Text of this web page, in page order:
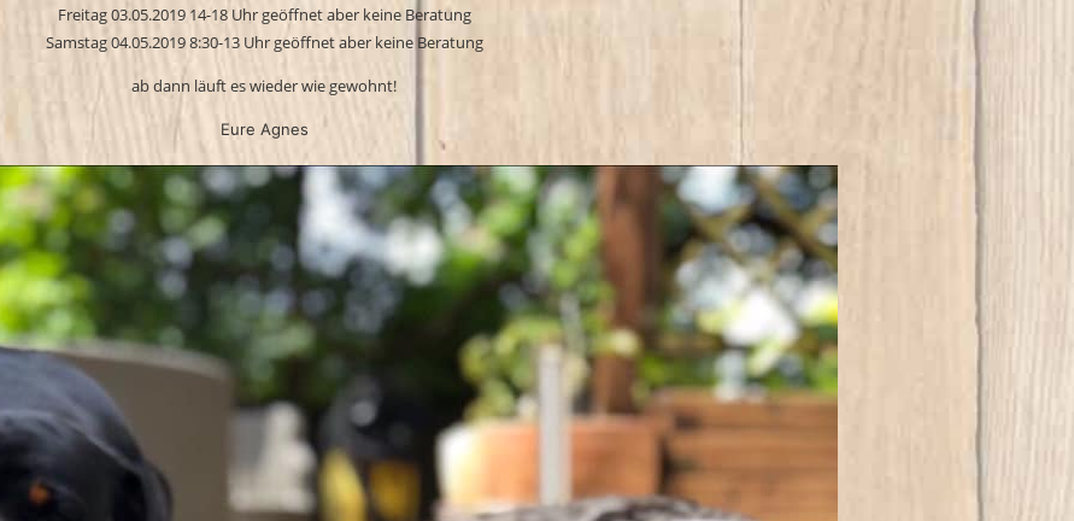
Freitag 03.05.2019 14-18 Uhr geöffnet aber keine Beratung
Samstag 04.05.2019 8:30-13 Uhr geöffnet aber keine Beratung
ab dann läuft es wieder wie gewohnt!
Eure Agnes